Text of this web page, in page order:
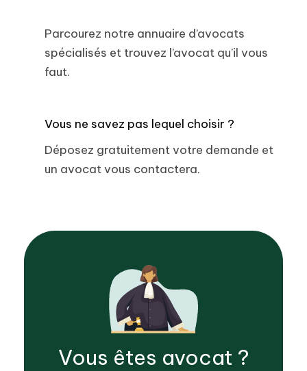
Parcourez notre annuaire d’avocats
spécialisés et trouvez l’avocat qu’il vous
faut.
Vous ne savez pas lequel choisir ?
Déposez gratuitement votre demande et
un avocat vous contactera.
Vous êtes avocat ?